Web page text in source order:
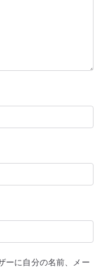
ーに自分の名前、メー